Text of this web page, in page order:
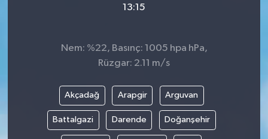
13:15
Nem: %22, Basınç: 1005 hpa hPa,
Rüzgar: 2.11 m/s
Akçadağ Arapgir Arguvan
Battalgazi Darende Doğanşehir